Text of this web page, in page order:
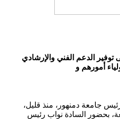
الدعم الفني والإرشادي
أمورهم و
جامعة دمنهور، منذ قليل،
بحضور السادة نواب رئيس